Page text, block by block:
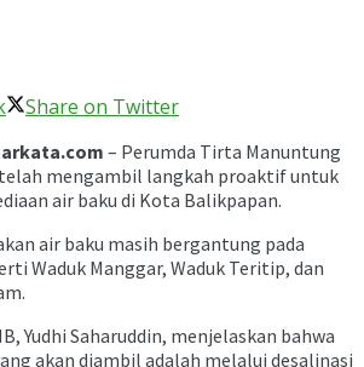
Share on Twitter
– Perumda Tirta Manuntung
mengambil langkah proaktif untuk
air baku di Kota Balikpapan.
air baku masih bergantung pada
Waduk Manggar, Waduk Teritip, dan
Yudhi Saharuddin, menjelaskan bahwa
akan diambil adalah melalui desalinasi